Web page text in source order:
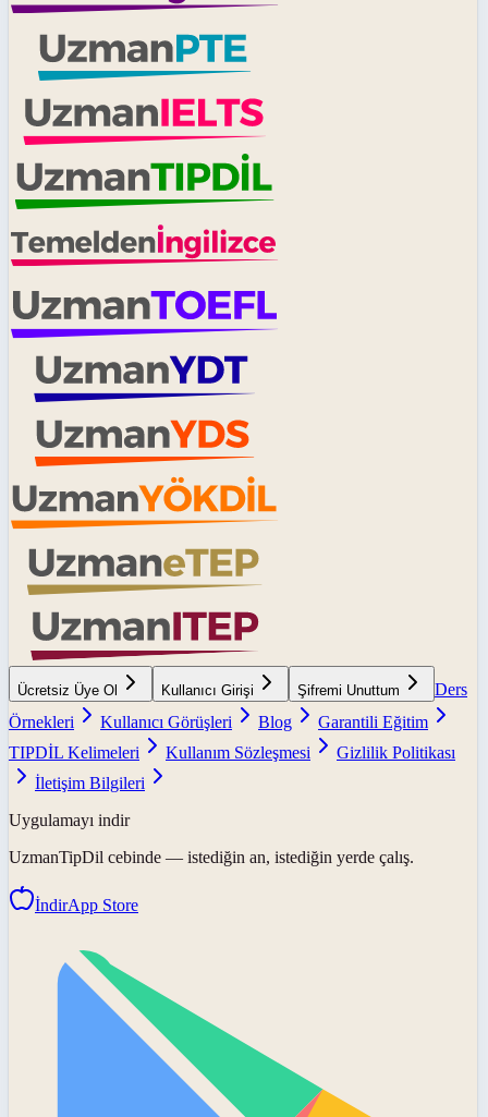
Ücretsiz Üye Ol Kullanıcı Girişi Şifremi Unuttum
Ders
Örnekleri
Kullanıcı Görüşleri Blog
Garantili Eğitim
TIPDİL Kelimeleri
Kullanım Sözleşmesi
Gizlilik Politikası
İletişim Bilgileri
Uygulamayı indir
UzmanTipDil cebinde — istediğin an, istediğin yerde çalış.
İndirApp Store